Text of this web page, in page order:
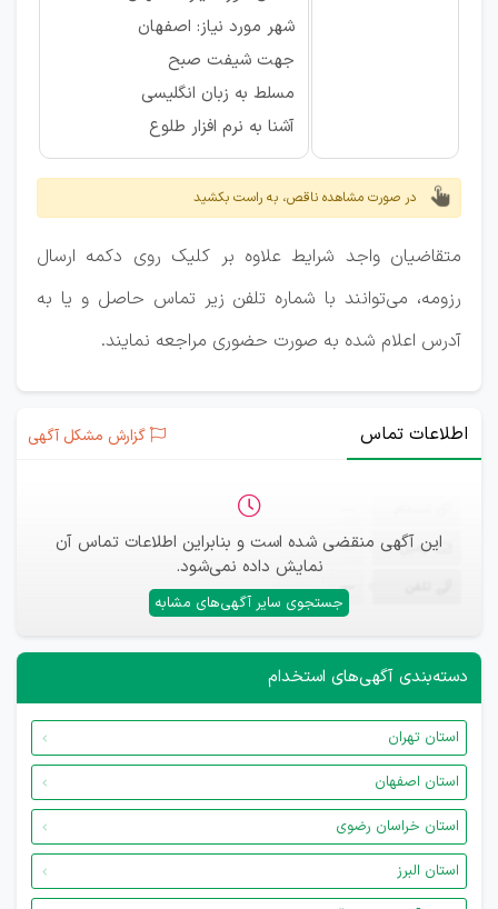
شهر مورد نیاز: اصفهان
جهت شیفت صبح
مسلط به زبان انگلیسی
آشنا به نرم افزار طلوع
در صورت مشاهده ناقص، به راست بکشید
متقاضیان واجد شرایط علاوه بر کلیک روی دکمه ارسال
رزومه، می‌توانند با شماره تلفن زیر تماس حاصل و یا به
آدرس اعلام شده به صورت حضوری مراجعه نمایند.
اطلاعات تماس گزارش مشکل آگهی
این آگهی منقضی شده است و بنابراین اطلاعات تماس آن
نمایش داده نمی‌شود.
جستجوی سایر آگهی‌های مشابه
ایمیل —
—
دسته‌بندی آگهی‌های استخدام
استان تهران
استان اصفهان
استان خراسان رضوی
استان البرز